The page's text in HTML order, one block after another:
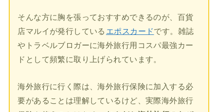
そんな方に胸を張っておすすめできるのが、百貨
店マルイが発行している エポスカードです。雑誌
やトラベルブロガーに海外旅行用コスパ最強カー
ドとして頻繁に取り上げられています。
海外旅行に行く際は、海外旅行保険に加入する必
要があることは理解しているけど、実際海外旅行